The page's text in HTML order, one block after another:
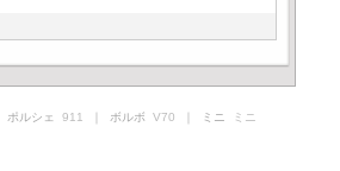
ポルシェ 911 ｜ ボルボ V70 ｜ ミニ ミニ